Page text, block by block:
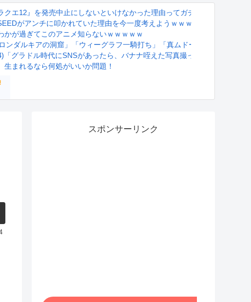
クエ12』を発売中止にしないといけなかった理由ってガチでなに？とりあ
がアンチに叩かれていた理由を今一度考えようｗｗｗ
かが過ぎてこのアニメ知らないｗｗｗｗｗ
ンダルキアの洞窟」「ウィーグラフ一騎打ち」「真ムドー」←これｗｗｗ
「グラドル時代にSNSがあったら、バナナ咥えた写真撮ってたと思う」
生まれるなら何処がいいか問題！
スポンサーリンク